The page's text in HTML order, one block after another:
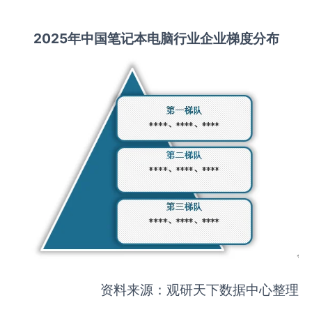
2025年中国笔记本电脑行业企业梯度分布
资料来源：观研天下数据中心整理